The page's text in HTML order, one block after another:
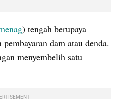
) tengah berupaya
dam atau denda.
menyembelih satu